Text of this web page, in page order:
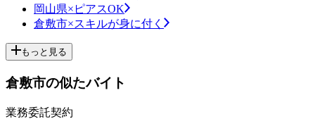
岡山県×ピアスOK
倉敷市×スキルが身に付く
もっと見る
倉敷市の似たバイト
業務委託契約